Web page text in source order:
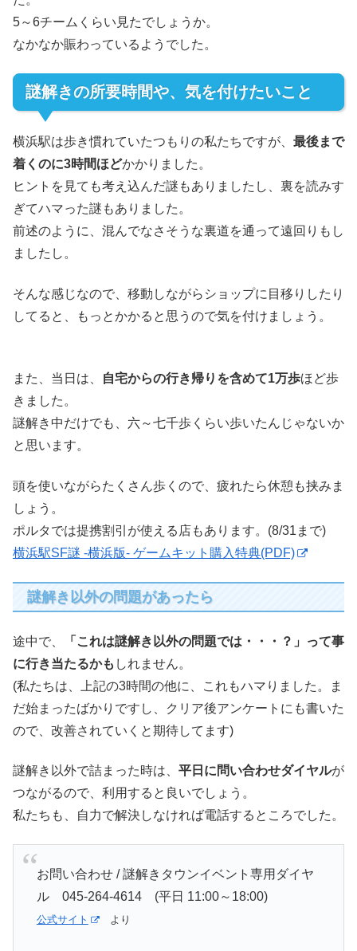
5～6チームくらい見たでしょうか。
なかなか賑わっているようでした。
謎解きの所要時間や、気を付けたいこと
横浜駅は歩き慣れていたつもりの私たちですが、 最後まで
着くのに3時間ほどかかりました。
ヒントを見ても考え込んだ謎もありましたし、裏を読みす
ぎてハマった謎もありました。
前述のように、混んでなさそうな裏道を通って遠回りもし
ましたし。
そんな感じなので、移動しながらショップに目移りしたり
してると、もっとかかると思うので気を付けましょう。
また、当日は、 自宅からの行き帰りを含めて1万歩ほど歩
きました。
謎解き中だけでも、六～七千歩くらい歩いたんじゃないか
と思います。
頭を使いながらたくさん歩くので、疲れたら休憩も挟みま
しょう。
ポルタでは提携割引が使える店もあります。(8/31まで)
横浜駅SF謎 -横浜版- ゲームキット購入特典(PDF)
謎解き以外の問題があったら
途中で、
「これは謎解き以外の問題では・・・？」って事
に行き当たるかも しれません。
(私たちは、上記の3時間の他に、これもハマりました。ま
だ始まったばかりですし、クリア後アンケートにも書いた
ので、改善されていくと期待してます)
謎解き以外で詰まった時は、 平日に問い合わせダイヤルが
つながるので、利用すると良いでしょう。
私たちも、自力で解決しなければ電話するところでした。
お問い合わせ / 謎解きタウンイベント専用ダイヤ
ル 045-264-4614 (平日 11:00～18:00)
公式サイト より